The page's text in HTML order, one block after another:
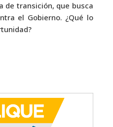
de transición, que busca
el Gobierno. ¿Qué lo